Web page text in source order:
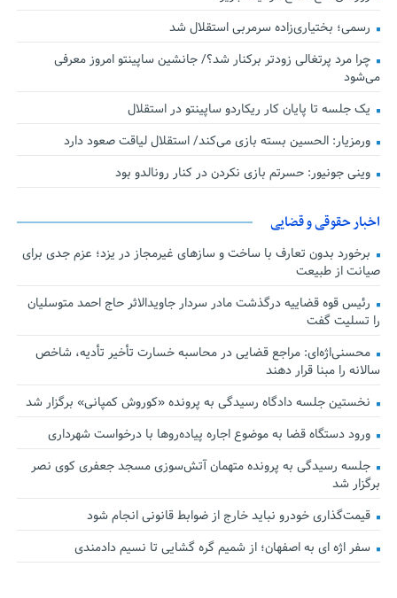
رسمی؛ بختیاری‌زاده سرمربی استقلال شد
چرا مرد پرتغالی زودتر برکنار شد؟/ جانشین ساپینتو امروز معرفی
می‌شود
یک جلسه تا پایان کار ریکاردو ساپینتو در استقلال
ورمزیار: الحسین بسته بازی می‌کند/ استقلال لیاقت صعود دارد
وینی جونیور: حسرتم بازی نکردن در کنار رونالدو بود
اخبار حقوقی و قضایی
برخورد بدون تعارف با ساخت‌ و سازهای غیرمجاز در یزد؛ عزم جدی برای
صیانت از طبیعت
رئیس قوه قضاییه درگذشت مادر سردار جاویدالاثر حاج احمد متوسلیان
را تسلیت گفت
محسنی‌اژه‌ای: مراجع قضایی در محاسبه خسارت تأخیر تأدیه، شاخص
سالانه را مبنا قرار دهند
نخستین جلسه دادگاه رسیدگی به پرونده «کوروش کمپانی» برگزار شد
ورود دستگاه قضا به موضوع اجاره پیاده‌روها با درخواست شهرداری
جلسه رسیدگی به پرونده متهمان آتش‌سوزی مسجد جعفری کوی نصر
برگزار شد
قیمت‌گذاری خودرو نباید خارج از ضوابط قانونی انجام شود
سفر اژه ای به اصفهان؛ از شمیم گره گشایی تا نسیم دادمندی